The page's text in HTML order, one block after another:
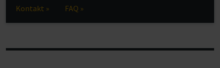
Kontakt » FAQ »